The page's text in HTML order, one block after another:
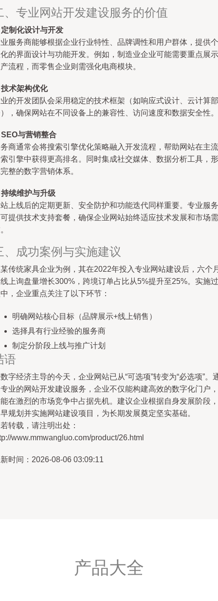
、专业网站开发建设服务的价值
定制化设计与开发
服务商能够根据企业行业特性、品牌调性和用户群体，提供个
的界面设计与功能开发。例如，制造业企业可能需要重点展示
流程，而零售企业则需强化电商模块。
技术架构优化
的开发团队会采用稳定的技术框架（如响应式设计、云计算部
，确保网站在不同设备上的兼容性、访问速度和数据安全性。
SEO与营销整合
商通常会将搜索引擎优化策略融入开发流程，帮助网站在主流
引擎中获得更高排名。同时集成社交媒体、数据分析工具，形
整的数字营销体系。
持续维护与升级
上线后的定期更新、安全防护和功能迭代同样重要。专业服务
提供技术支持套餐，确保企业网站始终适应技术发展和市场需
、成功案例与实施建议
传统家具企业为例，其在2022年投入专业网站建设后，六个
上询盘量增长300%，跨境订单占比从5%提升至25%。实施过
，企业重点关注了以下环节：
明确网站核心目标（品牌展示+线上销售）
选择具有行业经验的服务商
制定分阶段上线与推广计划
语
字经济主导的今天，企业网站已从“可选项”转变为“必选项”。
业的网站开发建设服务，企业不仅能构建高效的数字化门户，
在激烈的市场竞争中占据先机。建议企业根据自身发展阶段，
规划并实施网站建设项目，为长期发展奠定坚实基础。
转载，请注明出处：
www.mmwangluo.com/product/26.html
时间：2026-08-06 03:09:11
产品大全